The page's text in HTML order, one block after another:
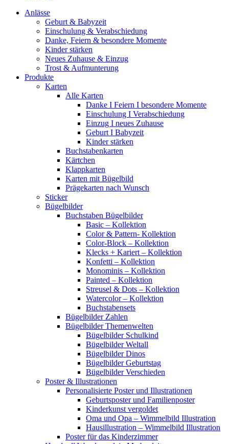
Anlässe
Geburt & Babyzeit
Einschulung & Verabschiedung
Danke, Feiern & besondere Momente
Kinder stärken
Neues Zuhause & Einzug
Trost & Aufmunterung
Produkte
Karten
Alle Karten
Danke I Feiern I besondere Momente
Einschulung I Verabschiedung
Einzug I neues Zuhause
Geburt I Babyzeit
Kinder stärken
Buchstabenkarten
Kärtchen
Klappkarten
Karten mit Bügelbild
Prägekarten nach Wunsch
Sticker
Bügelbilder
Buchstaben Bügelbilder
Basic – Kollektion
Color & Pattern- Kollektion
Color-Block – Kollektion
Klecks + Kariert – Kollektion
Konfetti – Kollektion
Monominis – Kollektion
Painted – Kollektion
Streusel & Dots – Kollektion
Watercolor – Kollektion
Buchstabensets
Bügelbilder Zahlen
Bügelbilder Themenwelten
Bügelbilder Schulkind
Bügelbilder Weltall
Bügelbilder Dinos
Bügelbilder Geburtstag
Bügelbilder Verschieden
Poster & Illustrationen
Personalisierte Poster und Illustrationen
Geburtsposter und Familienposter
Kinderkunst vergoldet
Oma und Opa – Wimmelbild Illustration
Hausillustration – Wimmelbild Illustration
Poster für das Kinderzimmer